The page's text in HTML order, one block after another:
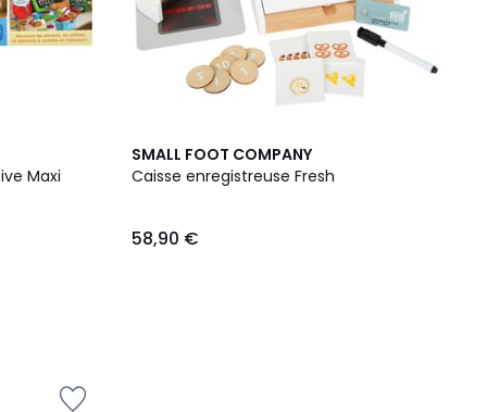
Maxi
SMALL FOOT COMPANY
Caisse enregistreuse Fresh
58,90 €